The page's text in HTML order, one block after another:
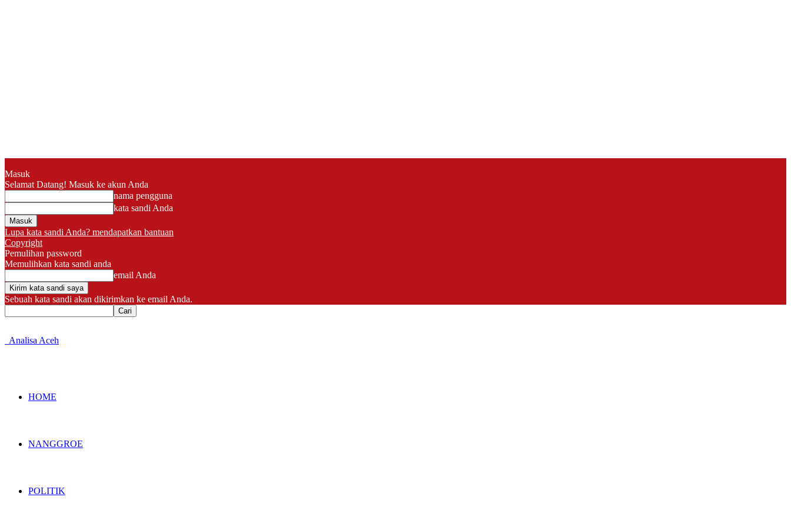
Masuk
Selamat Datang! Masuk ke akun Anda
nama pengguna
kata sandi Anda
Lupa kata sandi Anda? mendapatkan bantuan
Copyright
Pemulihan password
Memulihkan kata sandi anda
email Anda
Sebuah kata sandi akan dikirimkan ke email Anda.
Analisa Aceh
HOME
NANGGROE
POLITIK